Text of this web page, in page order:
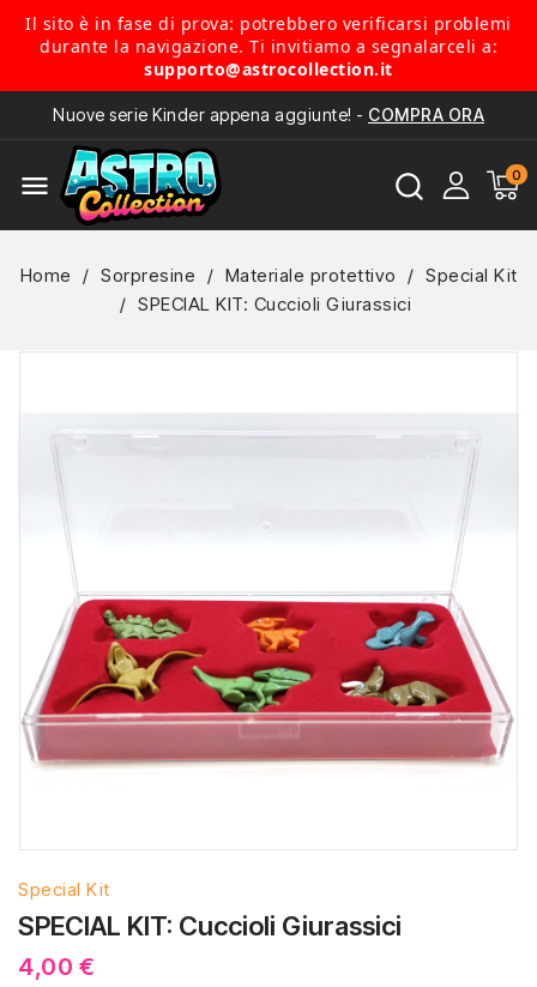
Il sito è in fase di prova: potrebbero verificarsi problemi
durante la navigazione. Ti invitiamo a segnalarceli a:
supporto@astrocollection.it
Nuove serie Kinder appena aggiunte! - COMPRA ORA
menu
Home Sorpresine Materiale protettivo
Special Kit
SPECIAL KIT: Cuccioli Giurassici
Special Kit
SPECIAL KIT: Cuccioli Giurassici
4,00 €